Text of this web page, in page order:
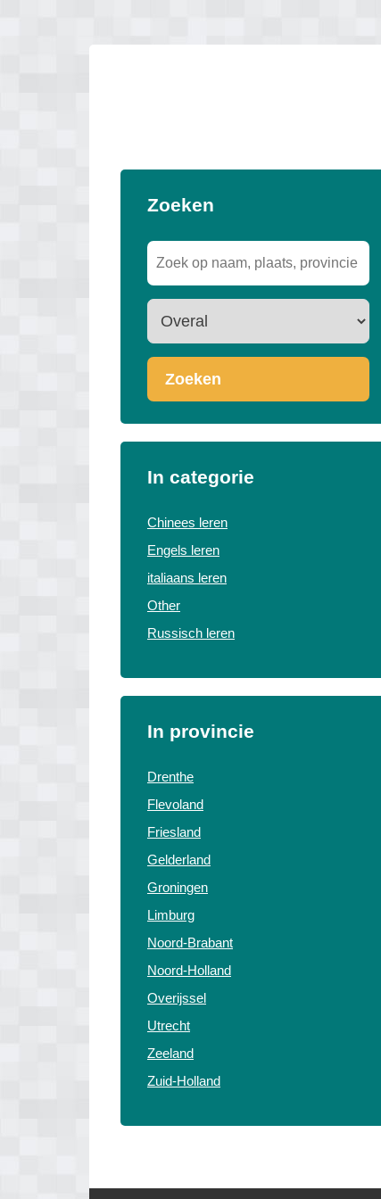
Zoeken
Zoeken
In categorie
Chinees leren
Engels leren
italiaans leren
Other
Russisch leren
In provincie
Drenthe
Flevoland
Friesland
Gelderland
Groningen
Limburg
Noord-Brabant
Noord-Holland
Overijssel
Utrecht
Zeeland
Zuid-Holland